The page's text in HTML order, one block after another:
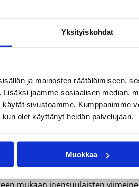
Yksityiskohdat
ja mainosten räätälöimiseen,
jaamme sosiaalisen median,
sivustoamme. Kumppanimme
olet käyttänyt heidän palvelujaan.
Muokkaa
ammattilaisurallaan saanut
Euroopassa hän juhli
pelaajaksi.
Keski-Euroopan liigan voiton
vuosilta 2008 ja 2009.
2004-08. Kausina 2005-08
Eurobasket Summer Leaguen
Tasavallassa,